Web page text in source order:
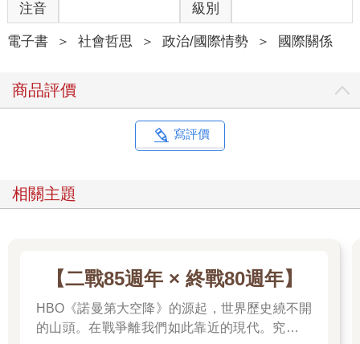
注音 級別
電子書 ＞ 社會哲思 ＞ 政治/國際情勢 ＞ 國際關係
商品評價
寫評價
相關主題
【二戰85週年 × 終戰80週年】
HBO《諾曼第大空降》的源起，世界歷史繞不開
的山頭。在戰爭離我們如此靠近的現代。究竟是